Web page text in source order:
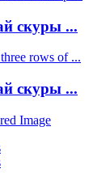
скуры ...
скуры ...